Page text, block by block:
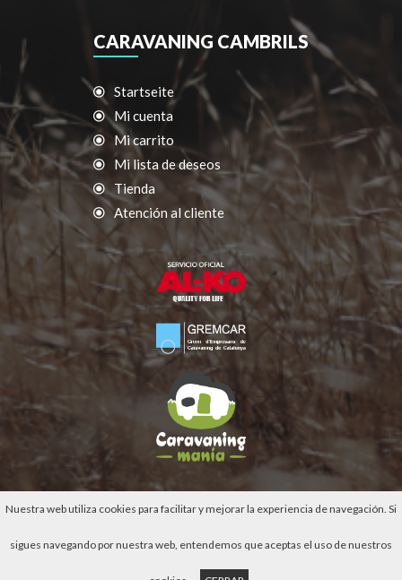
Nuestra web utiliza cookies para facilitar y mejorar la experiencia de navegación. Si
sigues navegando por nuestra web, entendemos que aceptas el uso de nuestros
CARAVANING CAMBRILS
Startseite
Mi cuenta
Mi carrito
Mi lista de deseos
Tienda
Atención al cliente